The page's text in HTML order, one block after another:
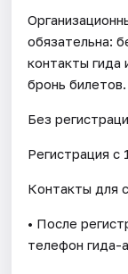
обязательна:
контакты гида
бронь билетов.
Без
Регистрация с
Контакты для
• После
телефон гида-